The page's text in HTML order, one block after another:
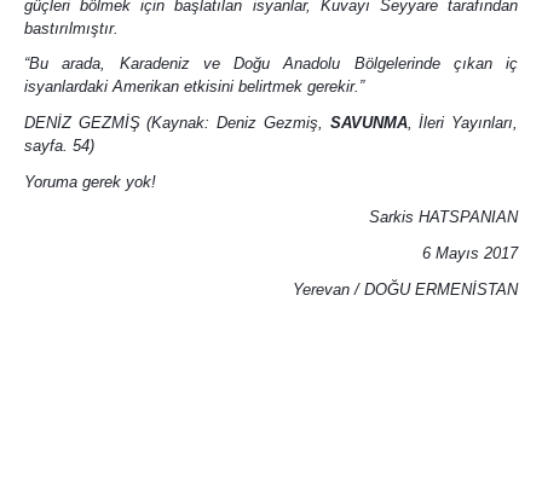
güçleri bölmek için başlatılan isyanlar, Kuvayı Seyyare tarafından
bastırılmıştır.
“Bu arada, Karadeniz ve Doğu Anadolu Bölgelerinde çıkan iç
isyanlardaki Amerikan etkisini belirtmek gerekir.”
DENİZ GEZMİŞ (Kaynak: Deniz Gezmiş, SAVUNMA, İleri Yayınları,
sayfa. 54)
Yoruma gerek yok!
Sarkis HATSPANIAN
6 Mayıs 2017
Yerevan / DOĞU ERMENİSTAN